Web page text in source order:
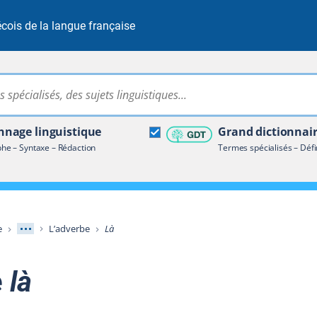
de la langue française
Rechercher dans tout le site
linguistique
– Syntaxe – Rédaction
Grand
Termes spécialisés –
terminologique
Afficher les niveaux intermédiaires
L’adverbe Là
là